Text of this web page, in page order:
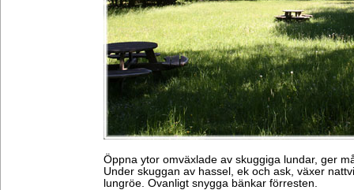
Öppna ytor omväxlade av skuggiga lundar, ger
Under skuggan av hassel, ek och ask, växer
lungröe. Ovanligt snygga bänkar förresten.